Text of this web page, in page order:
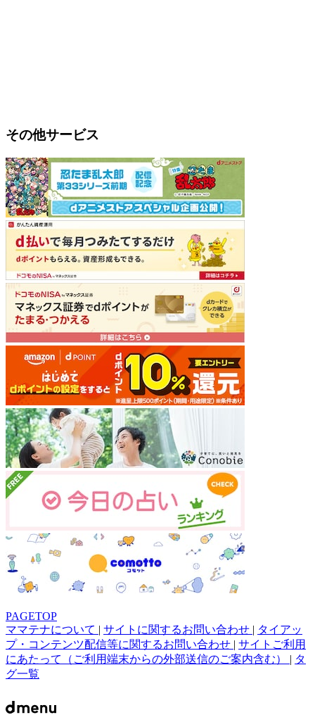
その他サービス
PAGETOP
ママテナについて | サイトに関するお問い合わせ | タイアッ
プ・コンテンツ配信等に関するお問い合わせ | サイトご利用
にあたって（ご利用端末からの外部送信のご案内含む） | タ
グ一覧